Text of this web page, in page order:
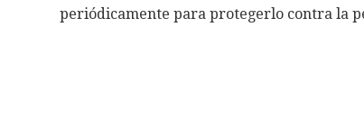
periódicamente para protegerlo contra la